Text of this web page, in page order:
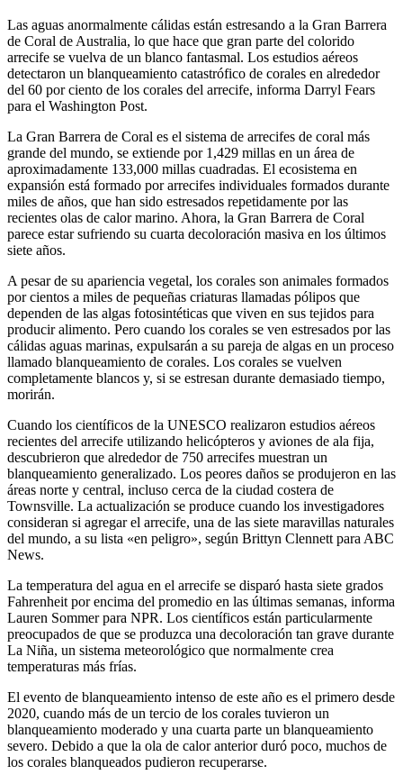
Las aguas anormalmente cálidas están estresando a la Gran Barrera
de Coral de Australia, lo que hace que gran parte del colorido
arrecife se vuelva de un blanco fantasmal. Los estudios aéreos
detectaron un blanqueamiento catastrófico de corales en alrededor
del 60 por ciento de los corales del arrecife, informa Darryl Fears
para el Washington Post.
La Gran Barrera de Coral es el sistema de arrecifes de coral más
grande del mundo, se extiende por 1,429 millas en un área de
aproximadamente 133,000 millas cuadradas. El ecosistema en
expansión está formado por arrecifes individuales formados durante
miles de años, que han sido estresados ​​​​repetidamente por las
recientes olas de calor marino. Ahora, la Gran Barrera de Coral
parece estar sufriendo su cuarta decoloración masiva en los últimos
siete años.
A pesar de su apariencia vegetal, los corales son animales formados
por cientos a miles de pequeñas criaturas llamadas pólipos que
dependen de las algas fotosintéticas que viven en sus tejidos para
producir alimento. Pero cuando los corales se ven estresados ​​por las
cálidas aguas marinas, expulsarán a su pareja de algas en un proceso
llamado blanqueamiento de corales. Los corales se vuelven
completamente blancos y, si se estresan durante demasiado tiempo,
morirán.
Cuando los científicos de la UNESCO realizaron estudios aéreos
recientes del arrecife utilizando helicópteros y aviones de ala fija,
descubrieron que alrededor de 750 arrecifes muestran un
blanqueamiento generalizado. Los peores daños se produjeron en las
áreas norte y central, incluso cerca de la ciudad costera de
Townsville. La actualización se produce cuando los investigadores
consideran si agregar el arrecife, una de las siete maravillas naturales
del mundo, a su lista «en peligro», según Brittyn Clennett para ABC
News.
La temperatura del agua en el arrecife se disparó hasta siete grados
Fahrenheit por encima del promedio en las últimas semanas, informa
Lauren Sommer para NPR. Los científicos están particularmente
preocupados de que se produzca una decoloración tan grave durante
La Niña, un sistema meteorológico que normalmente crea
temperaturas más frías.
El evento de blanqueamiento intenso de este año es el primero desde
2020, cuando más de un tercio de los corales tuvieron un
blanqueamiento moderado y una cuarta parte un blanqueamiento
severo. Debido a que la ola de calor anterior duró poco, muchos de
los corales blanqueados pudieron recuperarse.